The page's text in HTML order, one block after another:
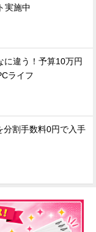
実施中
に違う！予算10万円
ライフ
分割手数料0円で入手